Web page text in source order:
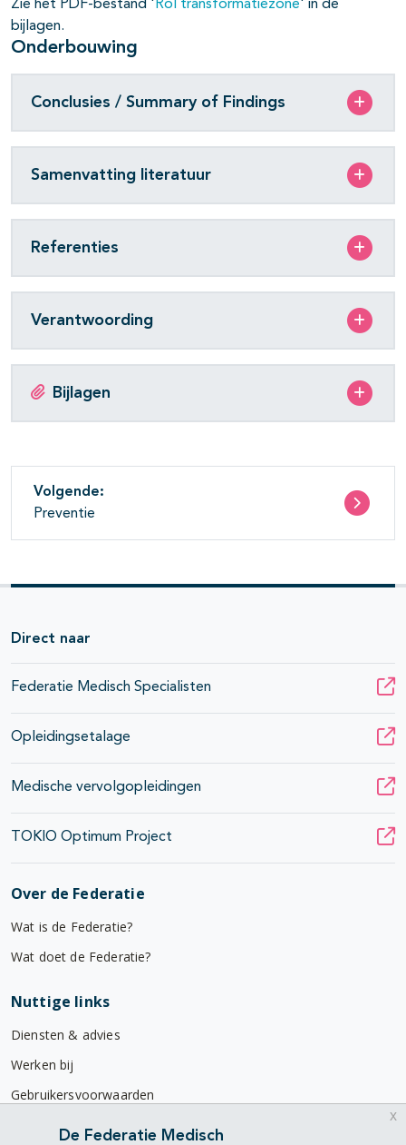
Zie het PDF-bestand ' Rol transformatiezone' in de
bijlagen.
Onderbouwing
Conclusies / Summary of Findings
Samenvatting literatuur
Referenties
Verantwoording
Bijlagen
Volgende:
Preventie
Direct naar
Federatie Medisch Specialisten
Opleidingsetalage
Medische vervolgopleidingen
TOKIO Optimum Project
Over de Federatie
Wat is de Federatie?
Wat doet de Federatie?
Nuttige links
Diensten & advies
Werken bij
Gebruikersvoorwaarden
Privacyverklaring
De Federatie Medisch
x